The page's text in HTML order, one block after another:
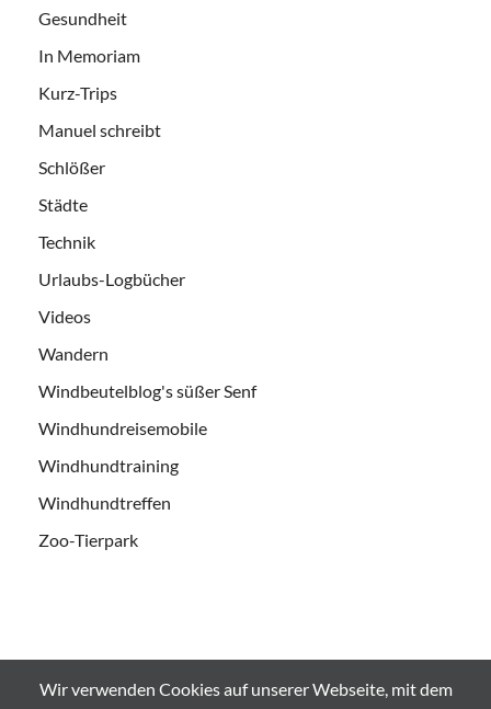
Gesundheit
In Memoriam
Kurz-Trips
Manuel schreibt
Schlößer
Städte
Technik
Urlaubs-Logbücher
Videos
Wandern
Windbeutelblog's süßer Senf
Windhundreisemobile
Windhundtraining
Windhundtreffen
Zoo-Tierpark
Alle Bilder und Videos sind urheberrechtlich geschützt und es
Wir verwenden Cookies auf unserer Webseite, mit dem